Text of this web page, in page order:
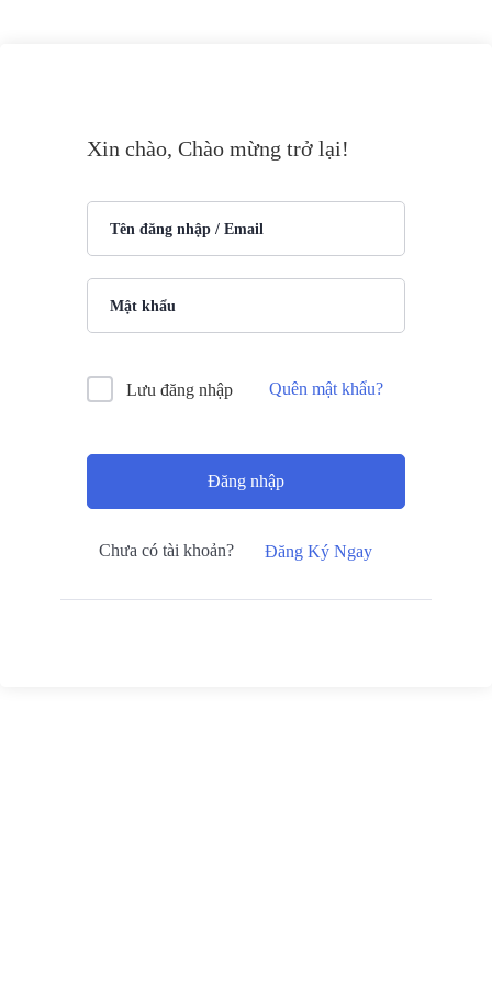
Xin chào, Chào mừng trở lại!
Lưu đăng nhập Quên mật khẩu?
Đăng nhập
Chưa có tài khoản? Đăng Ký Ngay